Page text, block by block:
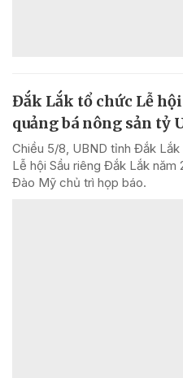
Đắk Lắk tổ chức Lễ
quảng bá nông sản tỷ
Chiều 5/8, UBND tỉnh Đắk
Lễ hội Sầu riêng Đắk Lắk
Đào Mỹ chủ trì họp báo.